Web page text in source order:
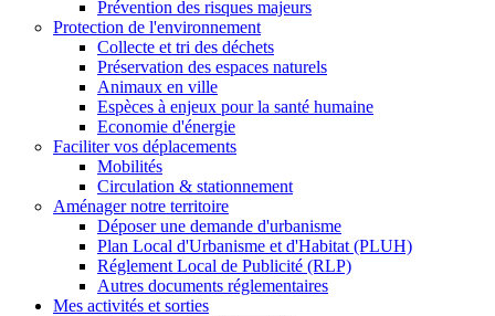
Prévention des risques majeurs
Protection de l'environnement
Collecte et tri des déchets
Préservation des espaces naturels
Animaux en ville
Espèces à enjeux pour la santé humaine
Economie d'énergie
Faciliter vos déplacements
Mobilités
Circulation & stationnement
Aménager notre territoire
Déposer une demande d'urbanisme
Plan Local d'Urbanisme et d'Habitat (PLUH)
Réglement Local de Publicité (RLP)
Autres documents réglementaires
Mes activités et sorties